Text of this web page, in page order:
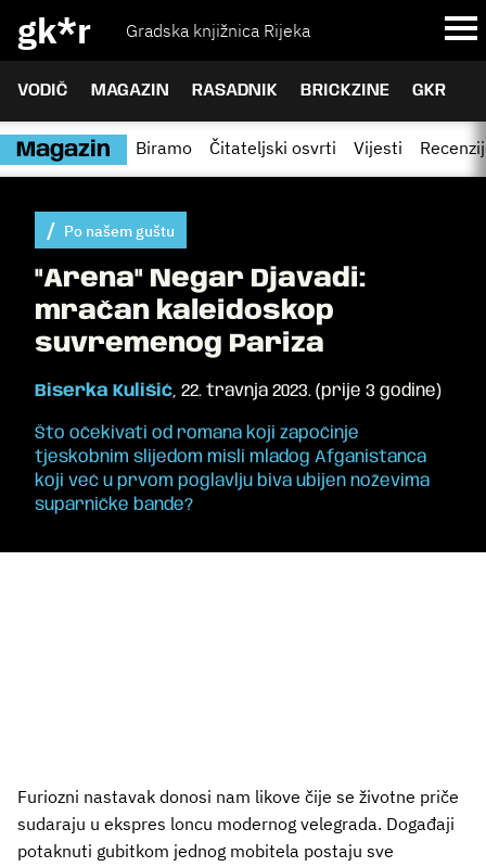
gk*r Gradska knjižnica Rijeka
VODIČ MAGAZIN RASADNIK BRICKZINE GKR
Magazin Biramo Čitateljski osvrti Vijesti
Po našem guštu
"Arena" Negar Djavadi:
mračan kaleidoskop
suvremenog Pariza
Biserka Kulišić, 22. travnja 2023. (prije 3 godine)
Što očekivati od romana koji započinje
tjeskobnim slijedom misli mladog Afganistanca
koji već u prvom poglavlju biva ubijen noževima
suparničke bande?
Furiozni nastavak donosi nam likove čije se životne priče
sudaraju u ekspres loncu modernog velegrada. Događaji
potaknuti gubitkom jednog mobitela postaju sve